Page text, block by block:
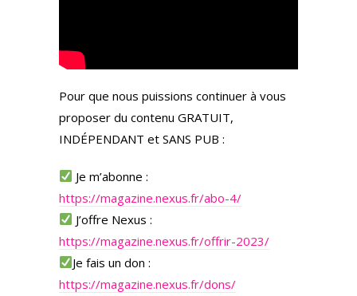
Pour que nous puissions continuer à vous
proposer du contenu GRATUIT,
INDÉPENDANT et SANS PUB :
Je m’abonne :
https://magazine.nexus.fr/abo-4/
J’offre Nexus :
https://magazine.nexus.fr/offrir-2023/
Je fais un don :
https://magazine.nexus.fr/dons/